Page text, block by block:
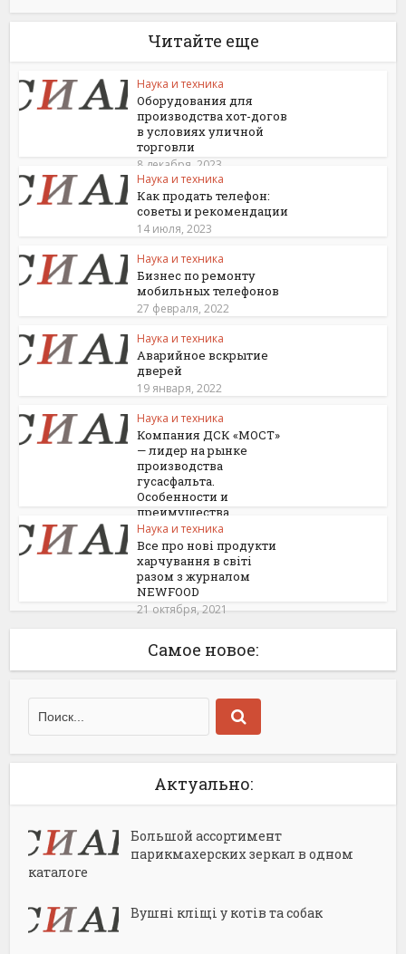
Читайте еще
Наука и техника
Оборудования для
производства хот-догов
в условиях уличной
торговли
8 декабря, 2023
Наука и техника
Как продать телефон:
советы и рекомендации
14 июля, 2023
Наука и техника
Бизнес по ремонту
мобильных телефонов
27 февраля, 2022
Наука и техника
Аварийное вскрытие
дверей
19 января, 2022
Наука и техника
Компания ДСК «МОСТ»
— лидер на рынке
производства
гусасфальта.
Особенности и
преимущества
11 декабря, 2021 Наука и техника
Все про нові продукти
харчування в світі
разом з журналом
NEWFOOD
21 октября, 2021
Самое новое:
Актуально:
Большой ассортимент
парикмахерских зеркал в одном
каталоге
Вушні кліщі у котів та собак